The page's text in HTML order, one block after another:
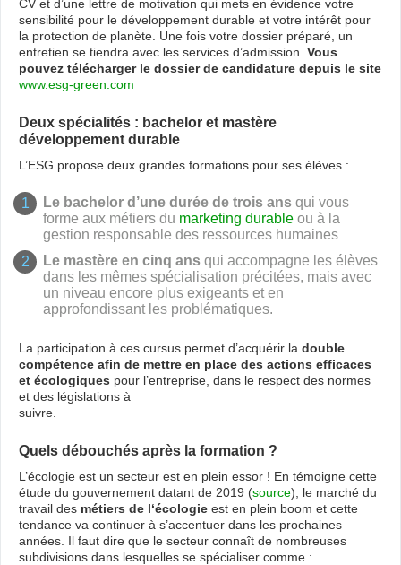
CV et d’une lettre de motivation qui mets en évidence votre
sensibilité pour le développement durable et votre intérêt pour
la protection de planète. Une fois votre dossier préparé, un
entretien se tiendra avec les services d’admission. Vous
pouvez télécharger le dossier de candidature depuis le site
www.esg-green.com
Deux spécialités : bachelor et mastère
développement durable
L’ESG propose deux grandes formations pour ses élèves :
Le bachelor d’une durée de trois ans qui vous
forme aux métiers du marketing durable ou à la
gestion responsable des ressources humaines
Le mastère en cinq ans qui accompagne les élèves
dans les mêmes spécialisation précitées, mais avec
un niveau encore plus exigeants et en
approfondissant les problématiques.
La participation à ces cursus permet d’acquérir la double
compétence afin de mettre en place des actions efficaces
et écologiques pour l’entreprise, dans le respect des normes
et des législations à
suivre.
Quels débouchés après la formation ?
L’écologie est un secteur est en plein essor ! En témoigne cette
étude du gouvernement datant de 2019 (source), le marché du
travail des métiers de l‘écologie est en plein boom et cette
tendance va continuer à s’accentuer dans les prochaines
années. Il faut dire que le secteur connaît de nombreuses
subdivisions dans lesquelles se spécialiser comme :